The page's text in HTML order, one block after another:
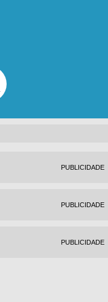
PUBLICIDADE
PUBLICIDADE
PUBLICIDADE